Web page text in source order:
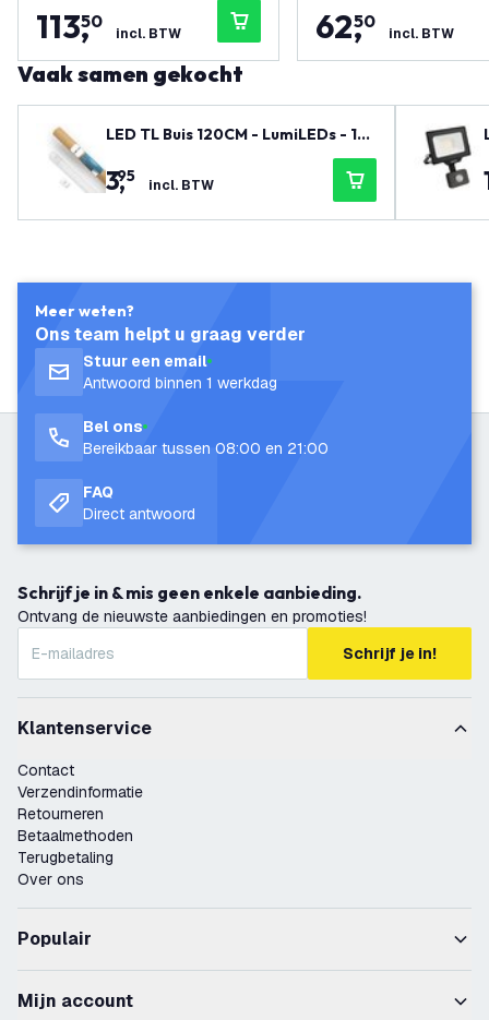
113,
50
incl. BTW 62,
50
incl. BTW
Vaak samen gekocht
LED TL Buis 120CM - LumiLEDs - 12
W - 4000K - 1920 Lumen - High Effi
ciency
3,
95 incl. BTW
Meer weten?
Ons team helpt u graag verder
Stuur een email
Antwoord binnen 1 werkdag
Bel ons
Bereikbaar tussen 08:00 en 21:00
FAQ
Direct antwoord
Schrijf je in & mis geen enkele aanbieding.
Ontvang de nieuwste aanbiedingen en promoties!
Schrijf je in!
Klantenservice
Contact
Verzendinformatie
Retourneren
Betaalmethoden
Terugbetaling
Over ons
Populair
Mijn account